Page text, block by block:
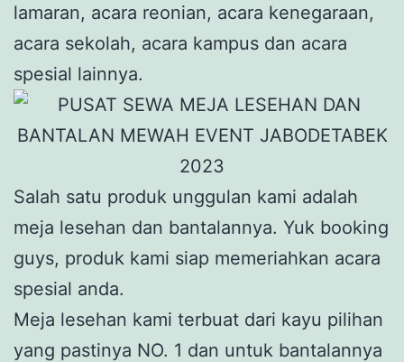
lamaran, acara reonian, acara kenegaraan,
acara sekolah, acara kampus dan acara
spesial lainnya.
Salah satu produk unggulan kami adalah
meja lesehan dan bantalannya. Yuk booking
guys, produk kami siap memeriahkan acara
spesial anda.
Meja lesehan kami terbuat dari kayu pilihan
yang pastinya NO. 1 dan untuk bantalannya